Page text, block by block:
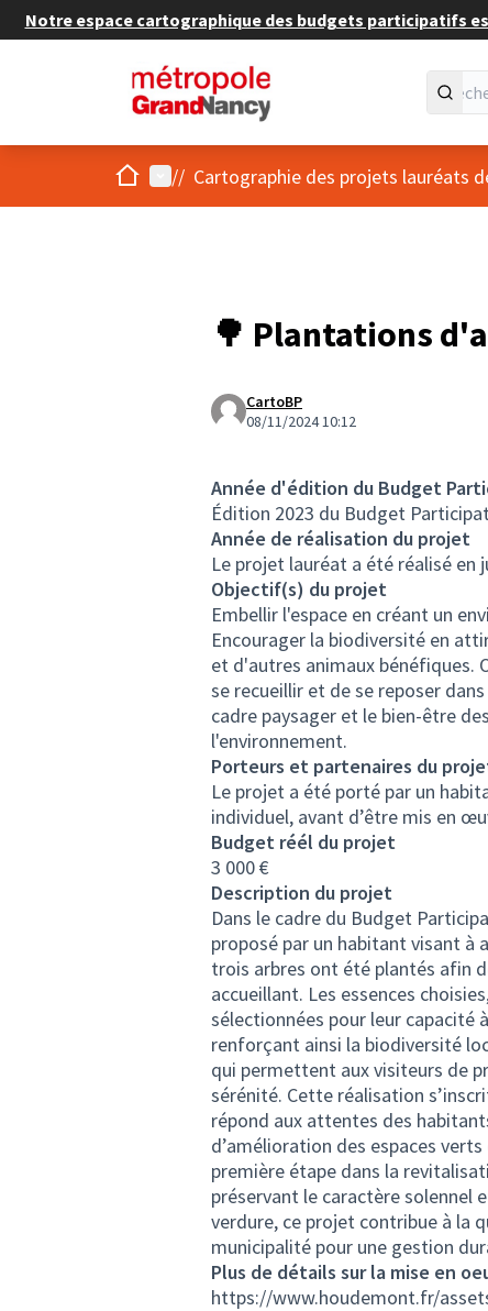
Notre espace cartographique des budgets participatifs
AccueilMenu principal
// Cartographie des projets lauréats
🌳 Plantations
CartoBP
08/11/2024 10:12
Année d'édition du Budget
Édition 2023 du Budget
Année de réalisation du projet
Le projet lauréat a été réalisé en
Objectif(s) du projet
Embellir l'espace en créant un
Encourager la biodiversité en
et d'autres animaux bénéfiques.
se recueillir et de se reposer
cadre paysager et le bien-être
l'environnement.
Porteurs et partenaires du
Le projet a été porté par un
individuel, avant d’être mis en
Budget réél du projet
3 000 €
Description du projet
Dans le cadre du Budget
proposé par un habitant visant à
trois arbres ont été plantés afin
accueillant. Les essences
sélectionnées pour leur capacité
renforçant ainsi la biodiversité
qui permettent aux visiteurs de
sérénité. Cette réalisation
répond aux attentes des
d’amélioration des espaces
première étape dans la
préservant le caractère solennel
verdure, ce projet contribue à la
municipalité pour une gestion
Plus de détails sur la mise en
https://www.houdemont.fr/